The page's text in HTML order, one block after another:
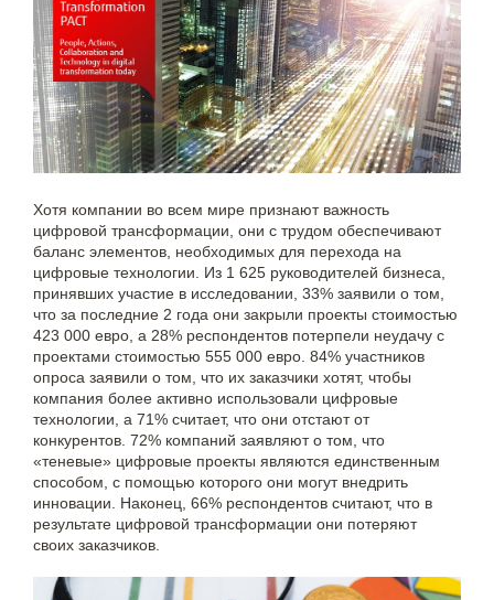
Хотя компании во всем мире признают важность
цифровой трансформации, они с трудом обеспечивают
баланс элементов, необходимых для перехода на
цифровые технологии. Из 1 625 руководителей бизнеса,
принявших участие в исследовании, 33% заявили о том,
что за последние 2 года они закрыли проекты стоимостью
423 000 евро, а 28% респондентов потерпели неудачу с
проектами стоимостью 555 000 евро. 84% участников
опроса заявили о том, что их заказчики хотят, чтобы
компания более активно использовали цифровые
технологии, а 71% считает, что они отстают от
конкурентов. 72% компаний заявляют о том, что
«теневые» цифровые проекты являются единственным
способом, с помощью которого они могут внедрить
инновации. Наконец, 66% респондентов считают, что в
результате цифровой трансформации они потеряют
своих заказчиков.